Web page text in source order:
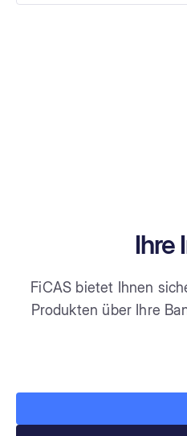
Ihre
FiCAS bietet Ihnen
Produkten über Ihre